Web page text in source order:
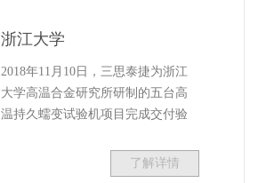
浙江大学
2018年11月10日，三思泰捷为浙江
大学高温合金研究所研制的五台高
温持久蠕变试验机项目完成交付验
了解详情